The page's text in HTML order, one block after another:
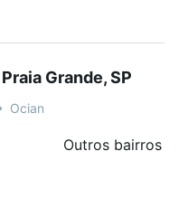
em Ocian, Praia
sonho. Agende uma
com mais de 46
na compra,
Grande, SP
Ocian